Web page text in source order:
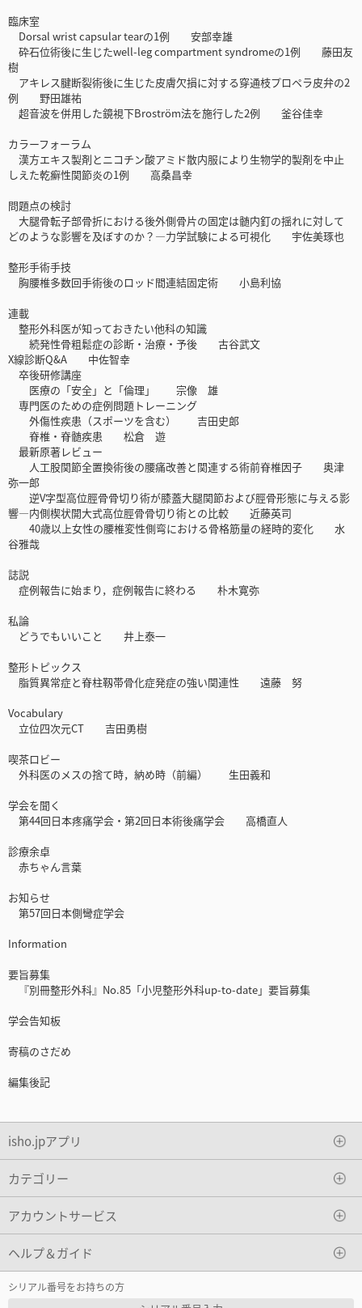
臨床室
Dorsal wrist capsular tearの1例 安部幸雄
砕石位術後に生じたwell-leg compartment syndromeの1例 藤田友
樹
アキレス腱断裂術後に生じた皮膚欠損に対する穿通枝プロペラ皮弁の2
例 野田雄祐
超音波を併用した鏡視下Broström法を施行した2例 釜谷佳幸
カラーフォーラム
漢方エキス製剤とニコチン酸アミド散内服により生物学的製剤を中止
しえた乾癬性関節炎の1例 高桑昌幸
問題点の検討
大腿骨転子部骨折における後外側骨片の固定は髄内釘の揺れに対して
どのような影響を及ぼすのか？—力学試験による可視化 宇佐美琢也
整形手術手技
胸腰椎多数回手術後のロッド間連結固定術 小島利協
連載
整形外科医が知っておきたい他科の知識
続発性骨粗鬆症の診断・治療・予後 古谷武文
X線診断Q&A 中佐智幸
卒後研修講座
医療の「安全」と「倫理」 宗像 雄
専門医のための症例問題トレーニング
外傷性疾患（スポーツを含む） 吉田史郎
脊椎・脊髄疾患 松倉 遊
最新原著レビュー
人工股関節全置換術後の腰痛改善と関連する術前脊椎因子 奥津
弥一郎
逆V字型高位脛骨骨切り術が膝蓋大腿関節および脛骨形態に与える影
響—内側楔状開大式高位脛骨骨切り術との比較 近藤英司
40歳以上女性の腰椎変性側弯における骨格筋量の経時的変化 水
谷雅哉
誌説
症例報告に始まり，症例報告に終わる 朴木寛弥
私論
どうでもいいこと 井上泰一
整形トピックス
脂質異常症と脊柱靱帯骨化症発症の強い関連性 遠藤 努
Vocabulary
立位四次元CT 吉田勇樹
喫茶ロビー
外科医のメスの捨て時，納め時（前編） 生田義和
学会を聞く
第44回日本疼痛学会・第2回日本術後痛学会 高橋直人
診療余卓
赤ちゃん言葉
お知らせ
第57回日本側彎症学会
Information
要旨募集
『別冊整形外科』No.85「小児整形外科up-to-date」要旨募集
学会告知板
寄稿のさだめ
編集後記
isho.jpアプリ
カテゴリー
アカウントサービス
ヘルプ＆ガイド
シリアル番号をお持ちの方